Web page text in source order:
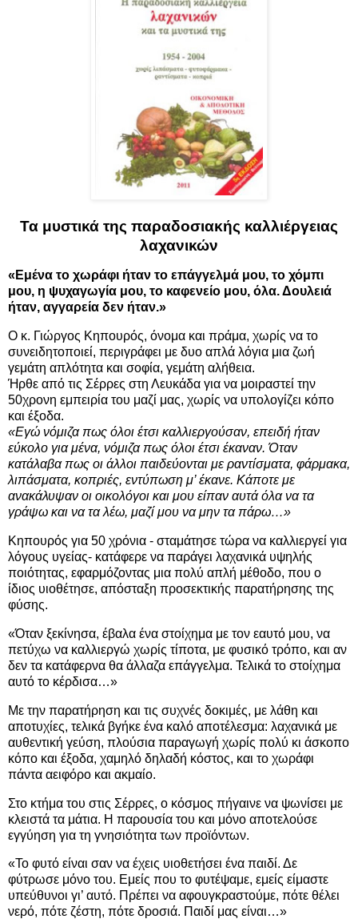
Τα μυστικά της παραδοσιακής καλλιέργειας
λαχανικών
«Εμένα το χωράφι ήταν το επάγγελμά μου, το χόμπι
μου, η ψυχαγωγία μου, το καφενείο μου, όλα. Δουλειά
ήταν, αγγαρεία δεν ήταν.»
Ο κ. Γιώργος Κηπουρός, όνομα και πράμα, χωρίς να το
συνειδητοποιεί, περιγράφει με δυο απλά λόγια μια ζωή
γεμάτη απλότητα και σοφία, γεμάτη αλήθεια.
Ήρθε από τις Σέρρες στη Λευκάδα για να μοιραστεί την
50χρονη εμπειρία του μαζί μας, χωρίς να υπολογίζει κόπο
και έξοδα.
«Εγώ νόμιζα πως όλοι έτσι καλλιεργούσαν, επειδή ήταν
εύκολο για μένα, νόμιζα πως όλοι έτσι έκαναν. Όταν
κατάλαβα πως οι άλλοι παιδεύονται με ραντίσματα, φάρμακα,
λιπάσματα, κοπριές, εντύπωση μ’ έκανε. Κάποτε με
ανακάλυψαν οι οικολόγοι και μου είπαν αυτά όλα να τα
γράψω και να τα λέω, μαζί μου να μην τα πάρω…»
Κηπουρός για 50 χρόνια - σταμάτησε τώρα να καλλιεργεί για
λόγους υγείας- κατάφερε να παράγει λαχανικά υψηλής
ποιότητας, εφαρμόζοντας μια πολύ απλή μέθοδο, που ο
ίδιος υιοθέτησε, απόσταξη προσεκτικής παρατήρησης της
φύσης.
«Όταν ξεκίνησα, έβαλα ένα στοίχημα με τον εαυτό μου, να
πετύχω να καλλιεργώ χωρίς τίποτα, με φυσικό τρόπο, και αν
δεν τα κατάφερνα θα άλλαζα επάγγελμα. Τελικά το στοίχημα
αυτό το κέρδισα…»
Με την παρατήρηση και τις συχνές δοκιμές, με λάθη και
αποτυχίες, τελικά βγήκε ένα καλό αποτέλεσμα: λαχανικά με
αυθεντική γεύση, πλούσια παραγωγή χωρίς πολύ κι άσκοπο
κόπο και έξοδα, χαμηλό δηλαδή κόστος, και το χωράφι
πάντα αειφόρο και ακμαίο.
Στο κτήμα του στις Σέρρες, ο κόσμος πήγαινε να ψωνίσει με
κλειστά τα μάτια. Η παρουσία του και μόνο αποτελούσε
εγγύηση για τη γνησιότητα των προϊόντων.
«Το φυτό είναι σαν να έχεις υιοθετήσει ένα παιδί. Δε
φύτρωσε μόνο του. Εμείς που το φυτέψαμε, εμείς είμαστε
υπεύθυνοι γι’ αυτό. Πρέπει να αφουγκραστούμε, πότε θέλει
νερό, πότε ζέστη, πότε δροσιά. Παιδί μας είναι…»